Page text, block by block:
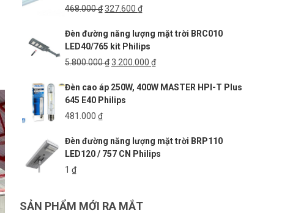
145.600 ₫.
468.000₫Giá
là:
468.000 ₫.
327.600 ₫Giá
tại
là:
327.600 ₫.
Đèn đường năng lượng mặt trời BRC010
LED40/765 kit Philips
5.800.000₫Giá
là:
5.800.000 ₫.
3.200.000 ₫Giá
tại
Đèn cao áp 250W, 400W MASTER HPI-T Plus
645 E40 Philips
481.000 ₫
Đèn đường năng lượng mặt trời BRP110
LED120 / 757 CN Philips
1 ₫
SẢN PHẨM MỚI RA MẮT